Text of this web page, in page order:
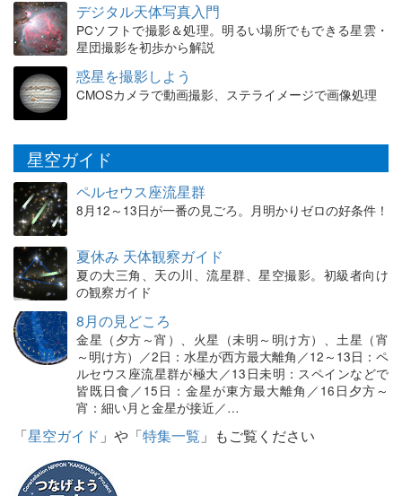
デジタル天体写真入門
PCソフトで撮影＆処理。明るい場所でもできる星雲・
星団撮影を初歩から解説
惑星を撮影しよう
CMOSカメラで動画撮影、ステライメージで画像処理
星空ガイド
ペルセウス座流星群
8月12～13日が一番の見ごろ。月明かりゼロの好条件！
夏休み 天体観察ガイド
夏の大三角、天の川、流星群、星空撮影。初級者向け
の観察ガイド
8月の見どころ
金星（夕方～宵）、火星（未明～明け方）、土星（宵
～明け方）／2日：水星が西方最大離角／12～13日：ペ
ルセウス座流星群が極大／13日未明：スペインなどで
皆既日食／15日：金星が東方最大離角／16日夕方～
宵：細い月と金星が接近／…
「星空ガイド 」や「特集一覧 」もご覧ください